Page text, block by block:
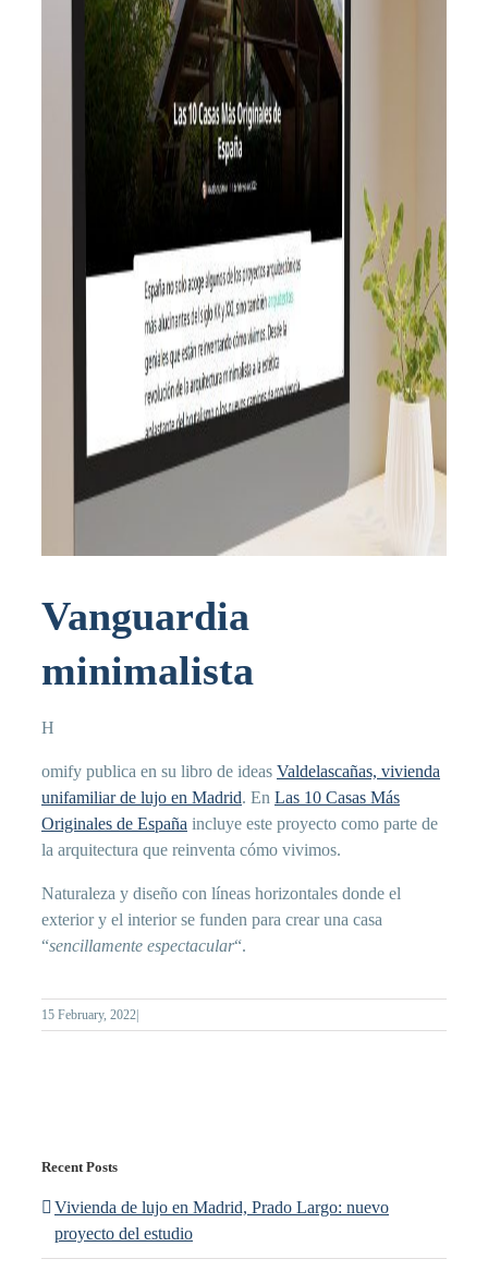
Vanguardia
minimalista
H
omify publica en su libro de ideas Valdelascañas, vivienda
unifamiliar de lujo en Madrid. En Las 10 Casas Más
Originales de España incluye este proyecto como parte de
la arquitectura que reinventa cómo vivimos.
Naturaleza y diseño con líneas horizontales donde el
exterior y el interior se funden para crear una casa
“sencillamente espectacular“.
15 February, 2022
Recent Posts
Vivienda de lujo en Madrid, Prado Largo: nuevo
proyecto del estudio